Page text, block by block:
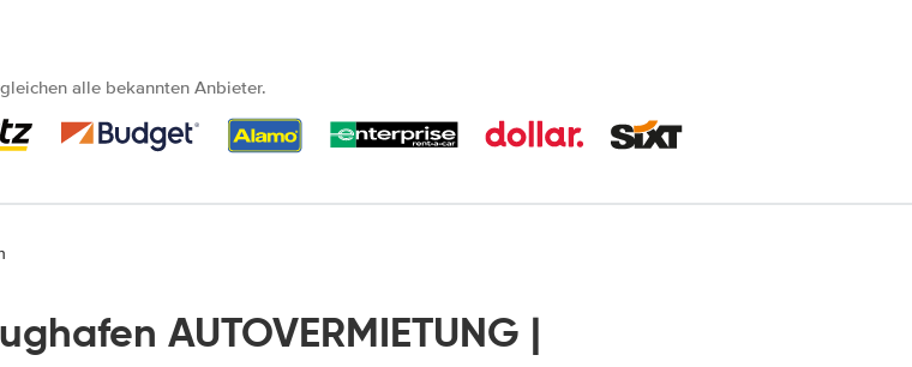
alle bekannten Anbieter.
AUTOVERMIETUNG |